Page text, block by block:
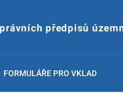
předpisů
FORMULÁŘE PRO VKLAD